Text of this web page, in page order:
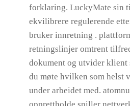
forklaring. LuckyMate sin
ekvilibrere regulerende
bruker innretning .
retningslinjer omtrent
dokument og utvider klient
du møte hvilken som helst
under arbeidet med.
opprettholde spiller